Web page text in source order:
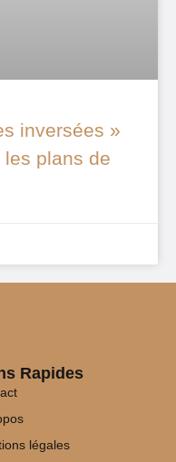
inversées »
plans de
Rapides
légales